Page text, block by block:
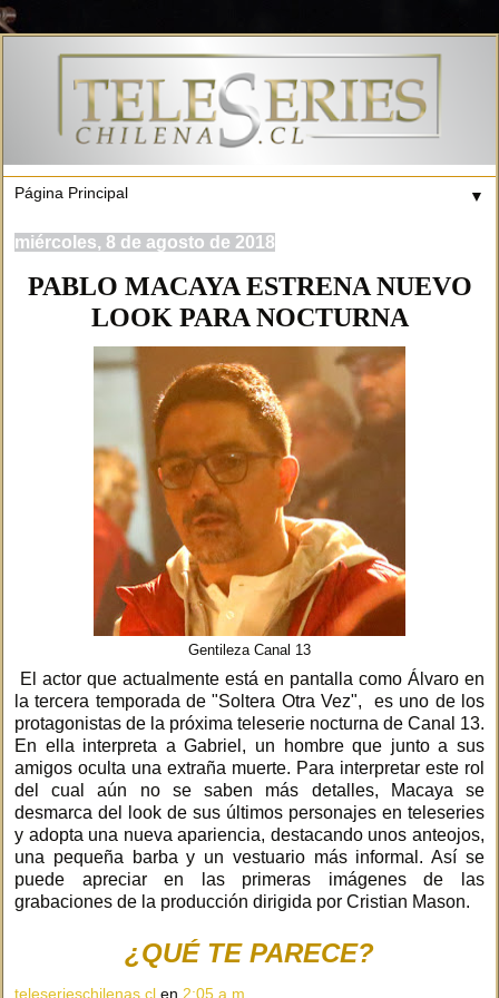
▼
miércoles, 8 de agosto de 2018
PABLO MACAYA ESTRENA NUEVO
LOOK PARA NOCTURNA
Gentileza Canal 13
El actor que actualmente está en pantalla como Álvaro en
la tercera temporada de "Soltera Otra Vez", es uno de los
protagonistas de la próxima teleserie nocturna de Canal 13.
En ella interpreta a Gabriel, un hombre que junto a sus
amigos oculta una extraña muerte. Para interpretar este rol
del cual aún no se saben más detalles, Macaya se
desmarca del look de sus últimos personajes en teleseries
y adopta una nueva apariencia, destacando unos anteojos,
una pequeña barba y un vestuario más informal. Así se
puede apreciar en las primeras imágenes de las
grabaciones de la producción dirigida por Cristian Mason.
¿QUÉ TE PARECE?
teleserieschilenas.cl en 2:05 a.m.